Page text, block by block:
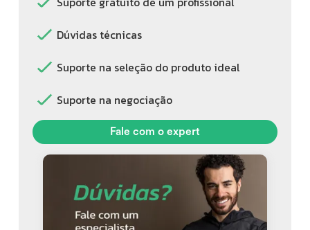
Dúvidas técnicas
Suporte na seleção do produto ideal
Suporte na negociação
Fale com o expert